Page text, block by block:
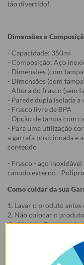
tão divertido!
Dimensões e
- Capacidade: 350ml
- Composição: Aço
- Dimensões (com
- Dimensões (com
- Altura do frasco (sem
- Parede dupla isolada a
- Frasco livre de BPA
- Opção de tampa com
- Para uma utilização
a garrafa posicionada e
conteúdo
- Frasco - aço
canudo externo -
Como cuidar da sua
1. Lavar o produto
2. Não colocar o
danificá-lo.
3. Lave à mão. Não
abrasivas ao lavar, risco